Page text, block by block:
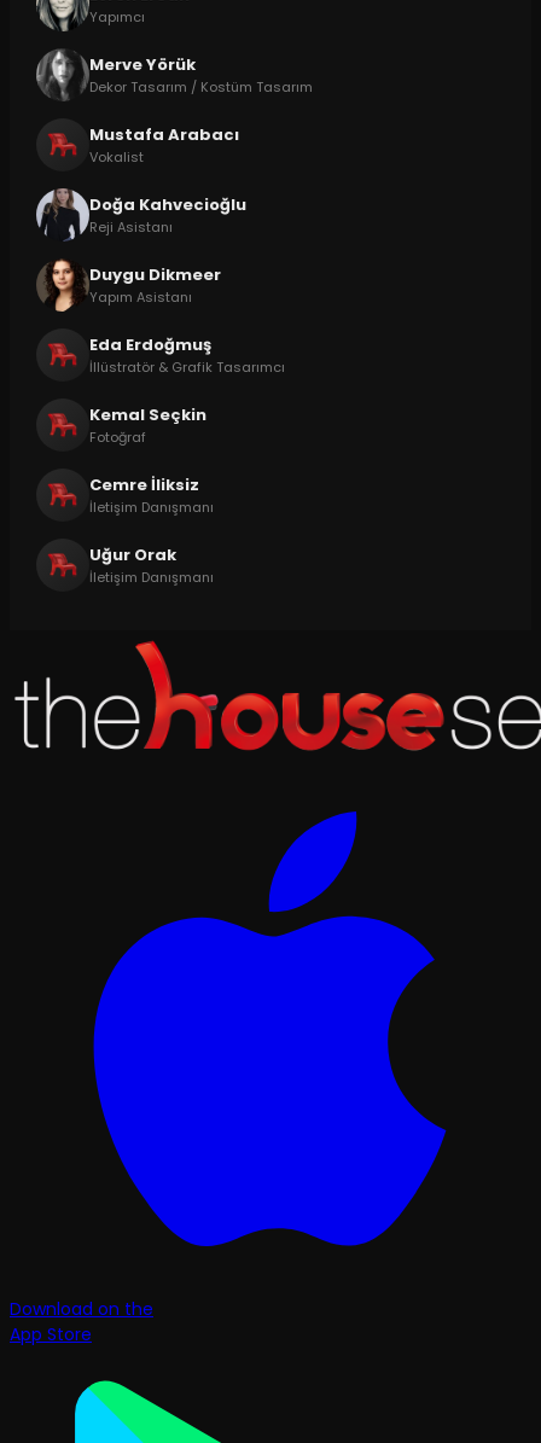
Yapımcı
Merve Yörük
Dekor Tasarım / Kostüm Tasarım
Mustafa Arabacı
Vokalist
Doğa Kahvecioğlu
Reji Asistanı
Duygu Dikmeer
Yapım Asistanı
Eda Erdoğmuş
İllüstratör & Grafik Tasarımcı
Kemal Seçkin
Fotoğraf
Cemre İliksiz
İletişim Danışmanı
Uğur Orak
İletişim Danışmanı
Download on the
App Store